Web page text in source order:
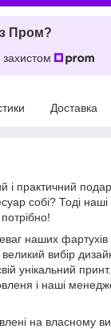
Пром?
Доставка
і практичний
собі? Тоді наші
наших фартухів
вибір
унікальний
і наші
на власному